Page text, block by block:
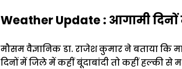
Weather Update : आगामी दिनों
मौसम वैज्ञानिक डा. राजेश कुमार ने बताया
दिनों में जिले में कहीं बूंदाबांदी तो कहीं हल्की से